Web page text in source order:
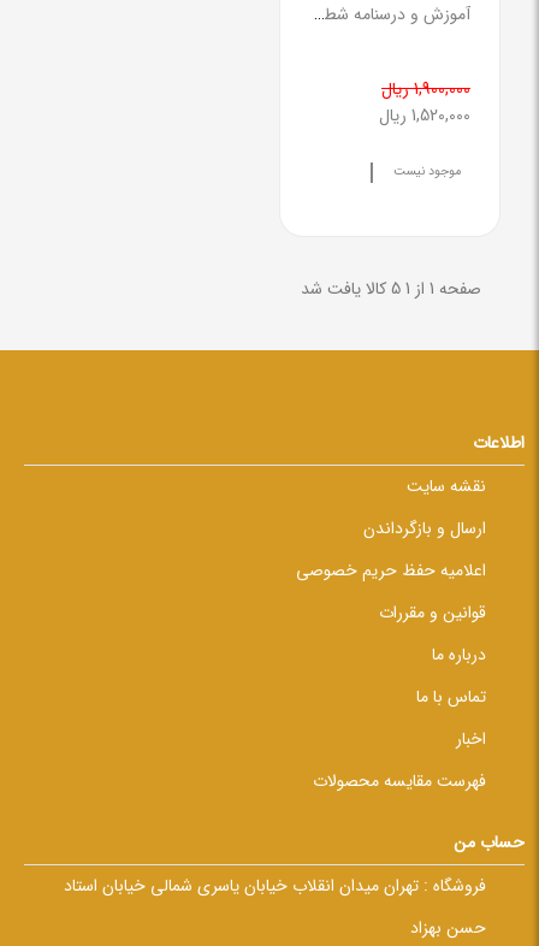
آموزش و درسنامه شطرنج دوره های مقدماتی
1,900,000 ریال
1,520,000 ریال
موجود نیست |
صفحه 1 از 1 5 کالا یافت شد
اطلاعات
نقشه سایت
ارسال و بازگرداندن
اعلامیه حفظ حریم خصوصی
قوانین و مقررات
درباره ما
تماس با ما
اخبار
فهرست مقایسه محصولات
حساب من
فروشگاه : تهران میدان انقلاب خیابان یاسری شمالی خیابان استاد
حسن بهزاد